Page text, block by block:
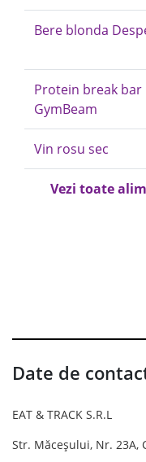
Bere blonda
Protein break
GymBeam
Vin rosu sec
Vezi toate
Date de
EAT & TRACK S.R.L
Str. Măceșului, Nr. 23A,